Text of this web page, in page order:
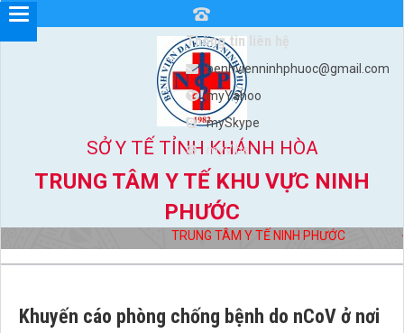
SỞ Y TẾ TỈNH KHÁNH HÒA
TRUNG TÂM Y TẾ KHU VỰC NINH
PHƯỚC
TRUNG TÂM Y TẾ NINH PHƯỚC
Thông tin liên hệ
benhvienninhphuoc@gmail.com
myYahoo
mySkype
myViber
Khuyến cáo phòng chống bệnh do nCoV ở nơi